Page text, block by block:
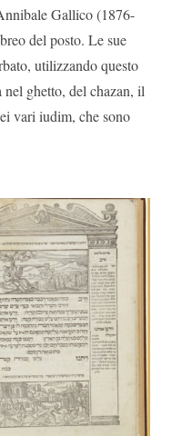
Gallico (1876-
del posto. Le sue
utilizzando questo
ghetto, del chazan, il
vari iudim, che sono